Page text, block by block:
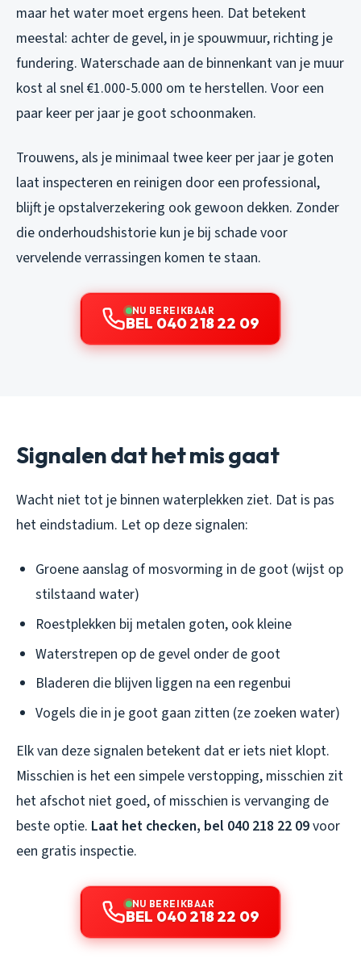
maar het water moet ergens heen. Dat betekent
meestal: achter de gevel, in je spouwmuur, richting je
fundering. Waterschade aan de binnenkant van je muur
kost al snel €1.000-5.000 om te herstellen. Voor een
paar keer per jaar je goot schoonmaken.
Trouwens, als je minimaal twee keer per jaar je goten
laat inspecteren en reinigen door een professional,
blijft je opstalverzekering ook gewoon dekken. Zonder
die onderhoudshistorie kun je bij schade voor
vervelende verrassingen komen te staan.
NU BEREIKBAAR
BEL 040 218 22 09
Signalen dat het mis gaat
Wacht niet tot je binnen waterplekken ziet. Dat is pas
het eindstadium. Let op deze signalen:
Groene aanslag of mosvorming in de goot (wijst op
stilstaand water)
Roestplekken bij metalen goten, ook kleine
Waterstrepen op de gevel onder de goot
Bladeren die blijven liggen na een regenbui
Vogels die in je goot gaan zitten (ze zoeken water)
Elk van deze signalen betekent dat er iets niet klopt.
Misschien is het een simpele verstopping, misschien zit
het afschot niet goed, of misschien is vervanging de
beste optie. Laat het checken, bel 040 218 22 09voor
een gratis inspectie.
NU BEREIKBAAR
BEL 040 218 22 09